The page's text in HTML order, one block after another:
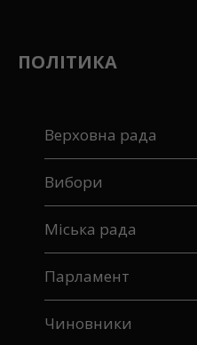
ПОЛІТИКА
Верховна рада
Вибори
Міська рада
Парламент
Чиновники